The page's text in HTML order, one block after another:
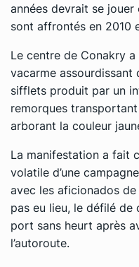
années devrait se
sont affrontés en 2010
Le centre de Conakry
vacarme assourdissant
sifflets produit par un
remorques
arborant la couleur
La manifestation a fait
volatile d’une
avec les aficionados de
pas eu lieu, le défilé de
port sans heurt après
l’autoroute.